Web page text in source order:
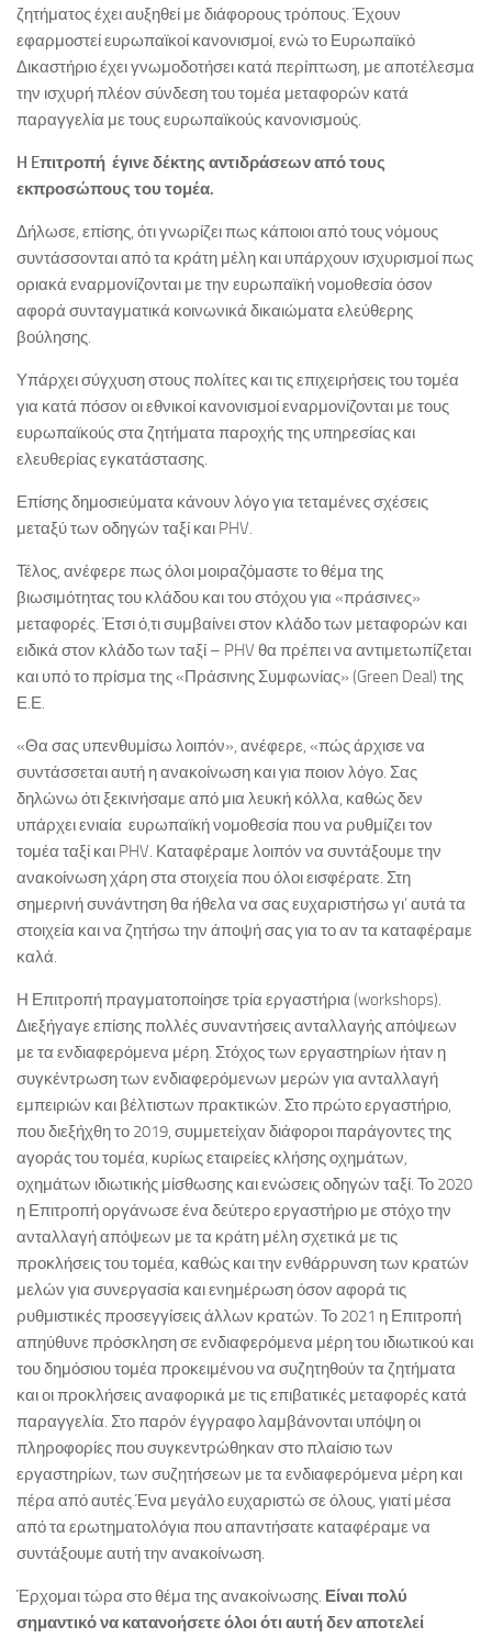
ζητήματος έχει αυξηθεί με διάφορους τρόπους. Έχουν
εφαρμοστεί ευρωπαϊκοί κανονισμοί, ενώ το Ευρωπαϊκό
Δικαστήριο έχει γνωμοδοτήσει κατά περίπτωση, με αποτέλεσμα
την ισχυρή πλέον σύνδεση του τομέα μεταφορών κατά
παραγγελία με τους ευρωπαϊκούς κανονισμούς.
H Eπιτροπή έγινε δέκτης αντιδράσεων από τους
εκπροσώπους του τομέα.
Δήλωσε, επίσης, ότι γνωρίζει πως κάποιοι από τους νόμους
συντάσσονται από τα κράτη μέλη και υπάρχουν ισχυρισμοί πως
οριακά εναρμονίζονται με την ευρωπαϊκή νομοθεσία όσον
αφορά συνταγματικά κοινωνικά δικαιώματα ελεύθερης
βούλησης.
Υπάρχει σύγχυση στους πολίτες και τις επιχειρήσεις του τομέα
για κατά πόσον οι εθνικοί κανονισμοί εναρμονίζονται με τους
ευρωπαϊκούς στα ζητήματα παροχής της υπηρεσίας και
ελευθερίας εγκατάστασης.
Επίσης δημοσιεύματα κάνουν λόγο για τεταμένες σχέσεις
μεταξύ των οδηγών ταξί και PHV.
Τέλος, ανέφερε πως όλοι μοιραζόμαστε το θέμα της
βιωσιμότητας του κλάδου και του στόχου για «πράσινες»
μεταφορές. Έτσι ό,τι συμβαίνει στον κλάδο των μεταφορών και
ειδικά στον κλάδο των ταξί – PHV θα πρέπει να αντιμετωπίζεται
και υπό το πρίσμα της «Πράσινης Συμφωνίας» (Green Deal) της
Ε.Ε.
«Θα σας υπενθυμίσω λοιπόν», ανέφερε, «πώς άρχισε να
συντάσσεται αυτή η ανακοίνωση και για ποιον λόγο. Σας
δηλώνω ότι ξεκινήσαμε από μια λευκή κόλλα, καθώς δεν
υπάρχει ενιαία ευρωπαϊκή νομοθεσία που να ρυθμίζει τον
τομέα ταξί και PHV. Καταφέραμε λοιπόν να συντάξουμε την
ανακοίνωση χάρη στα στοιχεία που όλοι εισφέρατε. Στη
σημερινή συνάντηση θα ήθελα να σας ευχαριστήσω γι’ αυτά τα
στοιχεία και να ζητήσω την άποψή σας για το αν τα καταφέραμε
καλά.
Η Επιτροπή πραγματοποίησε τρία εργαστήρια (workshops).
Διεξήγαγε επίσης πολλές συναντήσεις ανταλλαγής απόψεων
με τα ενδιαφερόμενα μέρη. Στόχος των εργαστηρίων ήταν η
συγκέντρωση των ενδιαφερόμενων μερών για ανταλλαγή
εμπειριών και βέλτιστων πρακτικών. Στο πρώτο εργαστήριο,
που διεξήχθη το 2019, συμμετείχαν διάφοροι παράγοντες της
αγοράς του τομέα, κυρίως εταιρείες κλήσης οχημάτων,
οχημάτων ιδιωτικής μίσθωσης και ενώσεις οδηγών ταξί. Το 2020
η Επιτροπή οργάνωσε ένα δεύτερο εργαστήριο με στόχο την
ανταλλαγή απόψεων με τα κράτη μέλη σχετικά με τις
προκλήσεις του τομέα, καθώς και την ενθάρρυνση των κρατών
μελών για συνεργασία και ενημέρωση όσον αφορά τις
ρυθμιστικές προσεγγίσεις άλλων κρατών. Το 2021 η Επιτροπή
απηύθυνε πρόσκληση σε ενδιαφερόμενα μέρη του ιδιωτικού και
του δημόσιου τομέα προκειμένου να συζητηθούν τα ζητήματα
και οι προκλήσεις αναφορικά με τις επιβατικές μεταφορές κατά
παραγγελία. Στο παρόν έγγραφο λαμβάνονται υπόψη οι
πληροφορίες που συγκεντρώθηκαν στο πλαίσιο των
εργαστηρίων, των συζητήσεων με τα ενδιαφερόμενα μέρη και
πέρα από αυτές.Ένα μεγάλο ευχαριστώ σε όλους, γιατί μέσα
από τα ερωτηματολόγια που απαντήσατε καταφέραμε να
συντάξουμε αυτή την ανακοίνωση.
Έρχομαι τώρα στο θέμα της ανακοίνωσης. Είναι πολύ
σημαντικό να κατανοήσετε όλοι ότι αυτή δεν αποτελεί